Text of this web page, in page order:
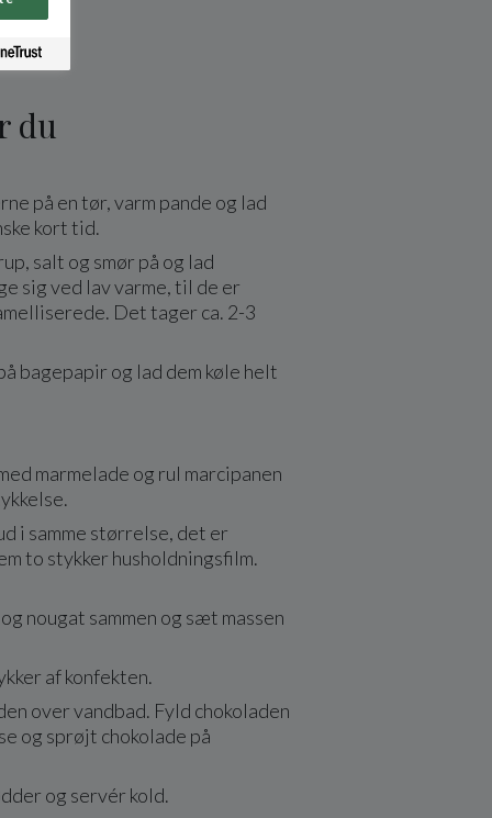
du
på en tør, varm pande og lad
kort tid.
salt og smør på og lad
sig ved lav varme, til de er
Det tager ca. 2-3
bagepapir og lad dem køle helt
marmelade og rul marcipanen
i samme størrelse, det er
to stykker husholdningsfilm.
nougat sammen og sæt massen
af konfekten.
over vandbad. Fyld chokoladen
og sprøjt chokolade på
og servér kold.